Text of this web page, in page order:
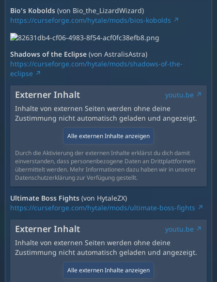
Bio's Kobolds (von Bio_the_LizardWizard)
https://curseforge.com/hytale/mods/bios-kobolds
Shadows of the Eclipse (von AstralisAstra)
https://curseforge.com/hytale/mods/shadows-of-the-
eclipse
Externer Inhalt
youtu.be
Inhalte von externen Seiten werden ohne deine
Zustimmung nicht automatisch geladen und angezeigt.
Alle externen Inhalte anzeigen
Durch die Aktivierung der externen Inhalte erklärst du dich damit
einverstanden, dass personenbezogene Daten an Drittplattformen
übermittelt werden. Mehr Informationen dazu haben wir in unserer
Datenschutzerklärung zur Verfügung gestellt.
Ultimate Boss Fights (von HytaleZX)
https://curseforge.com/hytale/mods/ultimate-boss-fights
Externer Inhalt
youtu.be
Inhalte von externen Seiten werden ohne deine
Zustimmung nicht automatisch geladen und angezeigt.
Alle externen Inhalte anzeigen